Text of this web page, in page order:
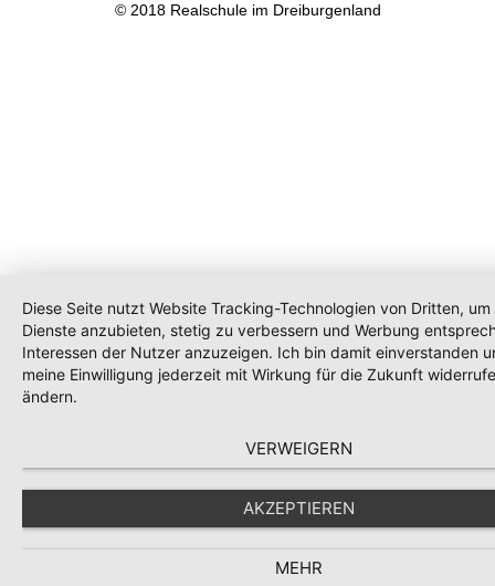
© 2018 Realschule im Dreiburgenland
Diese Seite nutzt Website Tracking-Technologien von Dritten, um
Dienste anzubieten, stetig zu verbessern und Werbung
Interessen der Nutzer anzuzeigen. Ich bin damit einverstanden
meine Einwilligung jederzeit mit Wirkung für die Zukunft
ändern.
VERWEIGERN
AKZEPTIEREN
MEHR